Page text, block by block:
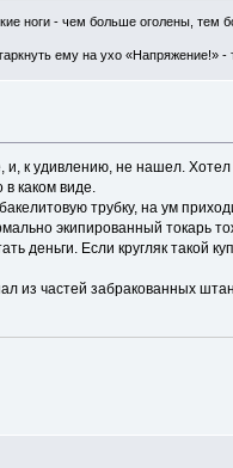
ноги - чем больше оголены, тем
ему на ухо «Напряжение!» -
к удивлению, не нашел. Хотел
каком виде.
трубку, на ум
экипированный токарь
деньги. Если кругляк такой
из частей забракованных